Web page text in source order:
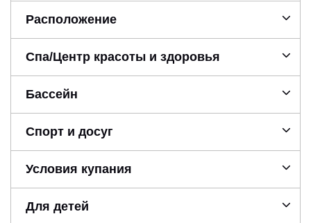
Расположение
Спа/Центр красоты и здоровья
Бассейн
Спорт и досуг
Условия купания
Для детей